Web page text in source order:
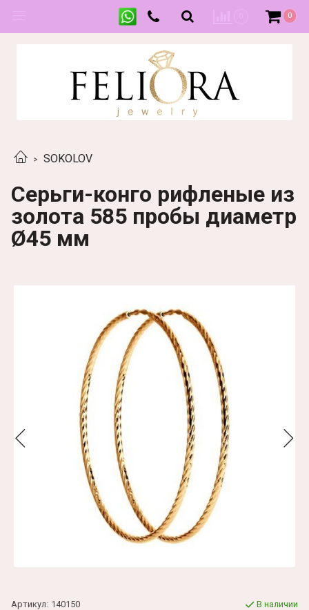
0
SOKOLOV
Серьги-конго рифленые из
золота 585 пробы диаметр
Ø45 мм
Артикул: 140150 В наличии